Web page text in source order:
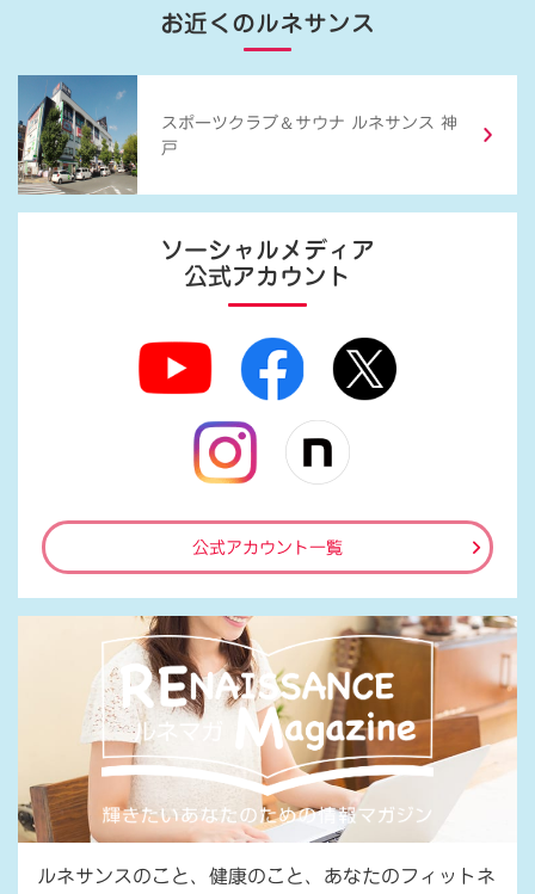
お近くのルネサンス
スポーツクラブ ＆ サウナ ルネサンス 神
戸
ソーシャルメディア
公式アカウント
公式アカウント一覧
ルネサンスのこと、健康のこと、あなたのフィットネ